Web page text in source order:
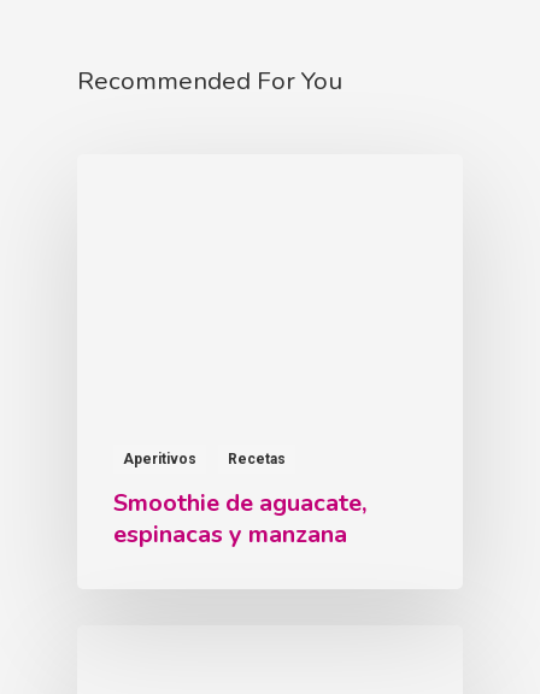
Recommended For You
Aperitivos Recetas
Smoothie de aguacate,
espinacas y manzana